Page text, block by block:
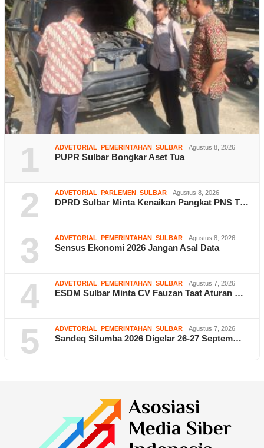
1 ADVETORIAL PEMERINTAHAN SULBAR Agustus 8, 2026
PUPR Sulbar Bongkar Aset Tua
2 ADVETORIAL PARLEMEN SULBAR Agustus 8, 2026
DPRD Sulbar Minta Kenaikan Pangkat PNS T…
3 ADVETORIAL PEMERINTAHAN SULBAR Agustus 8, 2026
Sensus Ekonomi 2026 Jangan Asal Data
4 ADVETORIAL PEMERINTAHAN SULBAR Agustus 7, 2026
ESDM Sulbar Minta CV Fauzan Taat Aturan …
5 ADVETORIAL PEMERINTAHAN SULBAR Agustus 7, 2026
Sandeq Silumba 2026 Digelar 26-27 Septem…